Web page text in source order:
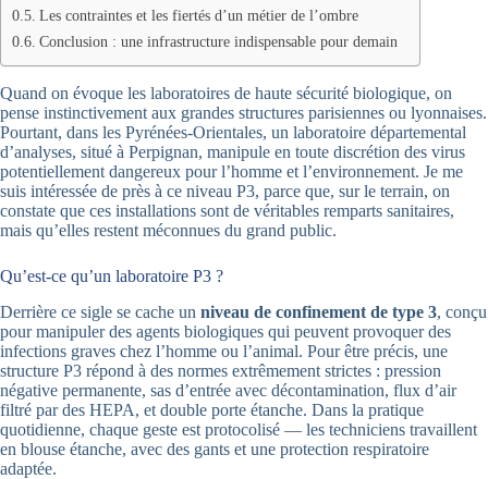
Les contraintes et les fiertés d’un métier de l’ombre
Conclusion : une infrastructure indispensable pour demain
Quand on évoque les laboratoires de haute sécurité biologique, on
pense instinctivement aux grandes structures parisiennes ou lyonnaises.
Pourtant, dans les Pyrénées-Orientales, un laboratoire départemental
d’analyses, situé à Perpignan, manipule en toute discrétion des virus
potentiellement dangereux pour l’homme et l’environnement. Je me
suis intéressée de près à ce niveau P3, parce que, sur le terrain, on
constate que ces installations sont de véritables remparts sanitaires,
mais qu’elles restent méconnues du grand public.
Qu’est-ce qu’un laboratoire P3 ?
Derrière ce sigle se cache un niveau de confinement de type 3, conçu
pour manipuler des agents biologiques qui peuvent provoquer des
infections graves chez l’homme ou l’animal. Pour être précis, une
structure P3 répond à des normes extrêmement strictes : pression
négative permanente, sas d’entrée avec décontamination, flux d’air
filtré par des HEPA, et double porte étanche. Dans la pratique
quotidienne, chaque geste est protocolisé — les techniciens travaillent
en blouse étanche, avec des gants et une protection respiratoire
adaptée.